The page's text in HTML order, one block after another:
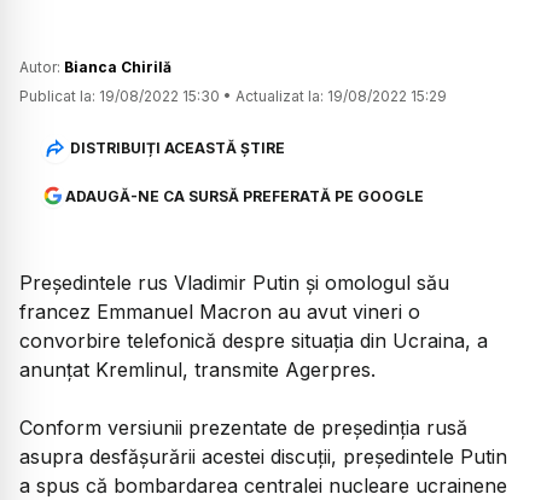
Autor: Bianca Chirilă
Publicat la: 19/08/2022 15:30 • Actualizat la: 19/08/2022 15:29
DISTRIBUIȚI ACEASTĂ ȘTIRE
ADAUGĂ-NE CA SURSĂ PREFERATĂ PE GOOGLE
Preşedintele rus Vladimir Putin şi omologul său
francez Emmanuel Macron au avut vineri o
convorbire telefonică despre situaţia din Ucraina, a
anunţat Kremlinul, transmite Agerpres.
Conform versiunii prezentate de preşedinţia rusă
asupra desfăşurării acestei discuţii, preşedintele Putin
a spus că bombardarea centralei nucleare ucrainene